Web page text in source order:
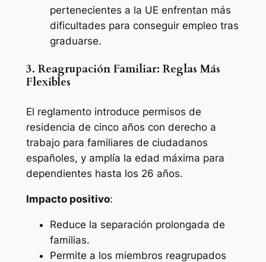
pertenecientes a la UE enfrentan más
dificultades para conseguir empleo tras
graduarse.
3. Reagrupación Familiar: Reglas Más
Flexibles
El reglamento introduce permisos de
residencia de cinco años con derecho a
trabajo para familiares de ciudadanos
españoles, y amplía la edad máxima para
dependientes hasta los 26 años.
Impacto positivo:
Reduce la separación prolongada de
familias.
Permite a los miembros reagrupados